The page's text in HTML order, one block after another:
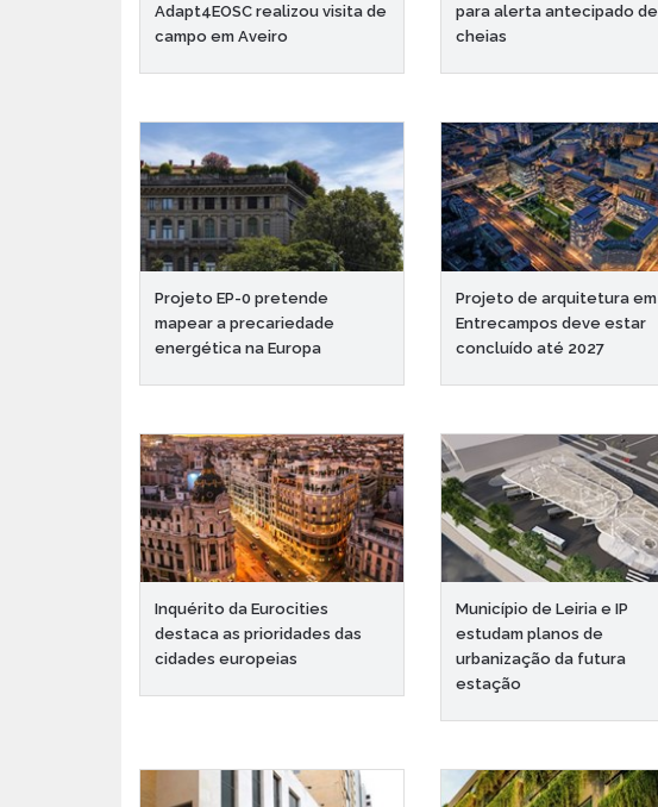
Adapt4EOSC realizou visita de
campo em Aveiro
para alerta antecipado de
cheias
Projeto EP-0 pretende
mapear a precariedade
energética na Europa
Projeto de arquitetura em
Entrecampos deve estar
concluído até 2027
Inquérito da Eurocities
destaca as prioridades das
cidades europeias
Município de Leiria e IP
estudam planos de
urbanização da futura
estação